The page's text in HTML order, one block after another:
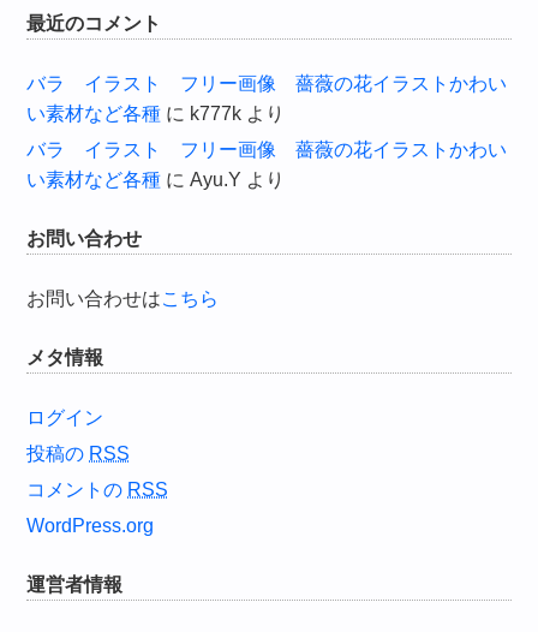
最近のコメント
バラ イラスト フリー画像 薔薇の花イラストかわい
い素材など各種 に k777k より
バラ イラスト フリー画像 薔薇の花イラストかわい
い素材など各種 にAyu.Y より
お問い合わせ
お問い合わせはこちら
メタ情報
ログイン
投稿の RSS
コメントの RSS
WordPress.org
運営者情報